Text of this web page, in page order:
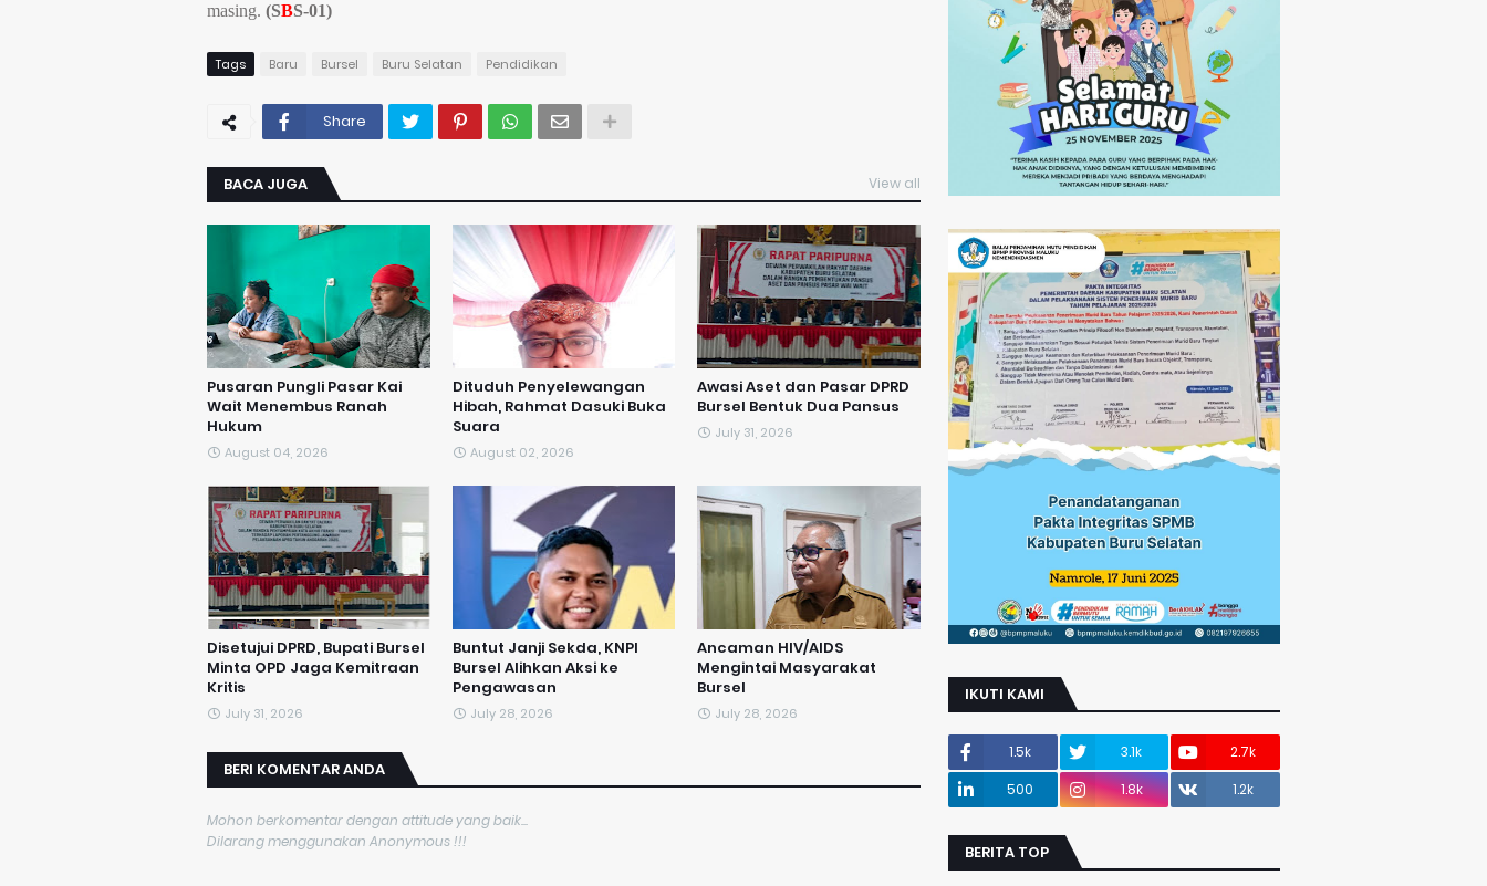
masing. (SBS-01)
Tags Baru Bursel Buru Selatan Pendidikan
Share
BACA JUGA View all
Pusaran Pungli Pasar Kai
Wait Menembus Ranah
Hukum
August 04, 2026
Dituduh Penyelewangan
Hibah, Rahmat Dasuki Buka
Suara
August 02, 2026
Awasi Aset dan Pasar DPRD
Bursel Bentuk Dua Pansus
July 31, 2026
Disetujui DPRD, Bupati Bursel
Minta OPD Jaga Kemitraan
Kritis
July 31, 2026
​Buntut Janji Sekda, KNPI
Bursel Alihkan Aksi ke
Pengawasan
July 28, 2026
Ancaman HIV/AIDS
Mengintai Masyarakat
Bursel
July 28, 2026
BERI KOMENTAR ANDA
Mohon berkomentar dengan attitude yang baik...
Dilarang menggunakan Anonymous !!!
IKUTI KAMI
1.5k 3.1k
2.7k
500
1.8k 1.2k
BERITA TOP